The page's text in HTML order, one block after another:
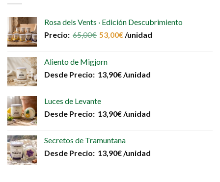
Rosa dels Vents · Edición Descubrimiento
Precio: 65,00€ 53,00€/unidad
Aliento de Migjorn
Desde Precio: 13,90€/unidad
Luces de Levante
Desde Precio: 13,90€/unidad
Secretos de Tramuntana
Desde Precio: 13,90€/unidad